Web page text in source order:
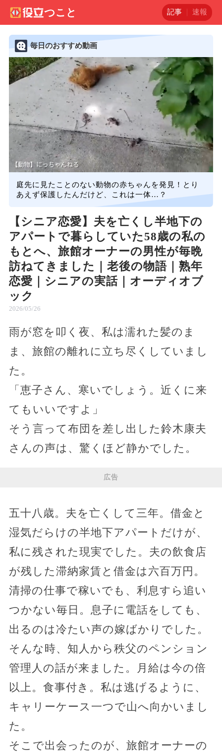
記事 速報
毎日のおすすめ動画
庭先に見たことのない動物の赤ちゃんを発見！とり
あえず保護したんだけど、これは一体…？
【シニア恋愛】夫を亡くし半地下の
アパートで暮らしていた58歳の私の
もとへ、旅館オーナーの男性が毎晩
訪ねてきました｜老後の物語｜熟年
恋愛｜シニアの実話｜オーディオブ
ック
2026/05/26
雨が窓を叩く夜、私は濡れた髪のま
ま、旅館の離れに立ち尽くしていまし
た。
「恵子さん、寒いでしょう。近くに来
てもいいですよ」
そう言って布団を差し出した鈴木康夫
さんの声は、驚くほど静かでした。
広告
五十八歳。夫を亡くして三年。借金と
湿気だらけの半地下アパートだけが、
私に残された現実でした。夫の飲食店
が残した滞納家賃と借金は六百万円。
清掃の仕事で稼いでも、利息すら追い
つかない毎日。息子に電話をしても、
出るのは冷たい声の嫁ばかりでした。
そんな時、知人から秩父のペンション
管理人の話が来ました。月給は今の倍
以上。食事付き。私は逃げるように、
キャリーケース一つで山へ向かいまし
た。
そこで出会ったのが、旅館オーナーの